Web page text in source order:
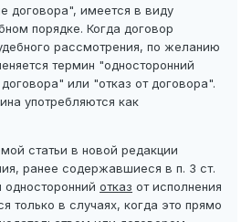
договора", имеется в виду
порядке. Когда договор
рассмотрения, по желанию
термин "односторонний
или "отказ от договора".
употребляются как
статьи в новой редакции
ранее содержавшиеся в п. 3 ст.
отказ от исполнения
только в случаях, когда это прямо